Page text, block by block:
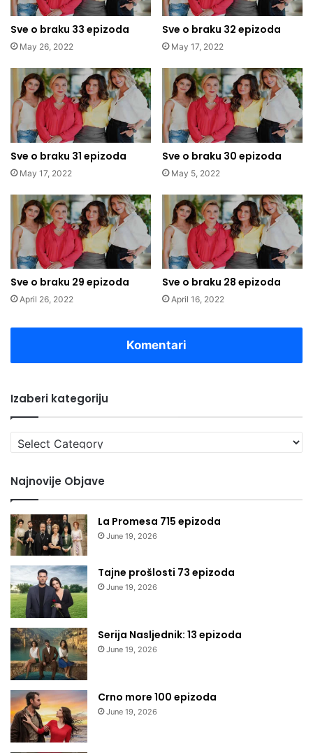
Sve o braku 33 epizoda
May 26, 2022
Sve o braku 32 epizoda
May 17, 2022
Sve o braku 31 epizoda
May 17, 2022
Sve o braku 30 epizoda
May 5, 2022
Sve o braku 29 epizoda
April 26, 2022
Sve o braku 28 epizoda
April 16, 2022
Komentari
Izaberi kategoriju
Izaberi
kategoriju
Najnovije Objave
La Promesa 715 epizoda
June 19, 2026
Tajne prošlosti 73 epizoda
June 19, 2026
Serija Nasljednik: 13 epizoda
June 19, 2026
Crno more 100 epizoda
June 19, 2026